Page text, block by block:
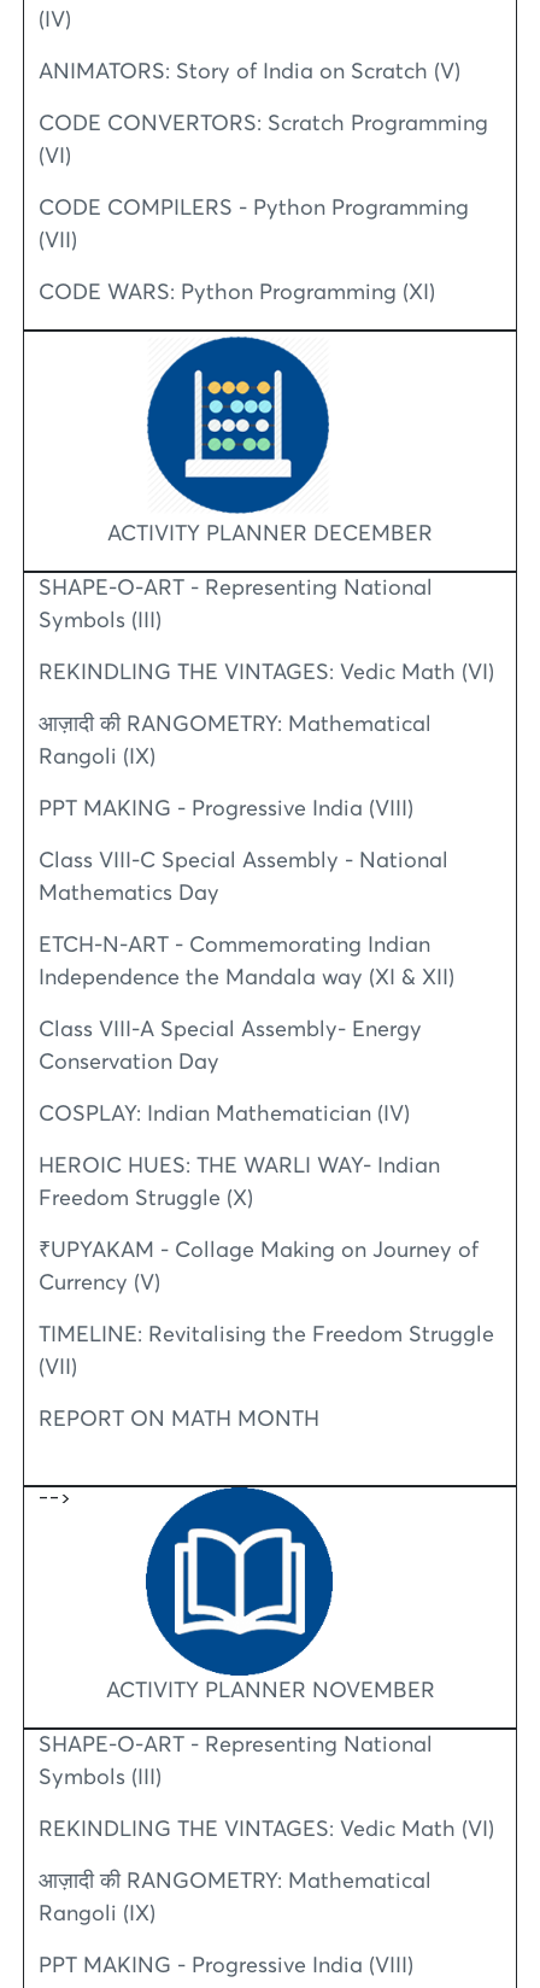
(IV)
ANIMATORS: Story of India on Scratch (V)
CODE CONVERTORS: Scratch Programming
(VI)
CODE COMPILERS - Python Programming
(VII)
CODE WARS: Python Programming (XI)
ACTIVITY PLANNER DECEMBER
SHAPE-O-ART - Representing National
Symbols (III)
REKINDLING THE VINTAGES: Vedic Math (VI)
आज़ादी की RANGOMETRY: Mathematical
Rangoli (IX)
PPT MAKING - Progressive India (VIII)
Class VIII-C Special Assembly - National
Mathematics Day
ETCH-N-ART - Commemorating Indian
Independence the Mandala way (XI & XII)
Class VIII-A Special Assembly- Energy
Conservation Day
COSPLAY: Indian Mathematician (IV)
HEROIC HUES: THE WARLI WAY- Indian
Freedom Struggle (X)
₹UPYAKAM - Collage Making on Journey of
Currency (V)
TIMELINE: Revitalising the Freedom Struggle
(VII)
REPORT ON MATH MONTH
-->
ACTIVITY PLANNER NOVEMBER
SHAPE-O-ART - Representing National
Symbols (III)
REKINDLING THE VINTAGES: Vedic Math (VI)
आज़ादी की RANGOMETRY: Mathematical
Rangoli (IX)
PPT MAKING - Progressive India (VIII)